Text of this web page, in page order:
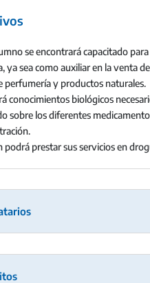
se encontrará capacitado
ya sea como auxiliar en la venta
perfumería y productos naturales.
conocimientos biológicos
sobre los diferentes
podrá prestar sus servicios en